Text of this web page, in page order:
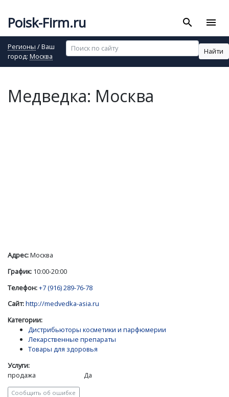
Poisk-Firm.ru search menu
Регионы / Ваш
город: Москва
Найти
Медведка: Москва
Адрес:Москва
График: 10:00-20:00
Телефон:+7 (916) 289-76-78
Сайт:http://medvedka-asia.ru
Категории:
Дистрибьюторы косметики и парфюмерии
Лекарственные препараты
Товары для здоровья
Услуги:
продажа
Да
Сообщить об ошибке